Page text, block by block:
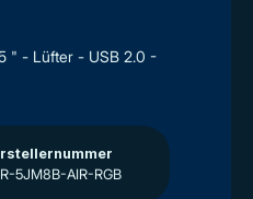
" - Lüfter - USB 2.0 -
5JM8B-AIR-RGB